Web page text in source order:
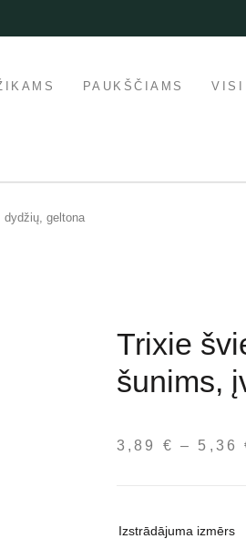
PAUKŠČIAMS VISI
geltona
Trixie
šunims,
3,89 € – 5,36
Izstrādājuma izmērs